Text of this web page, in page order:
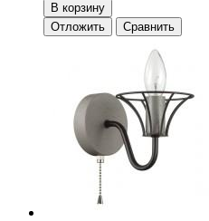
В корзину
Отложить
Сравнить